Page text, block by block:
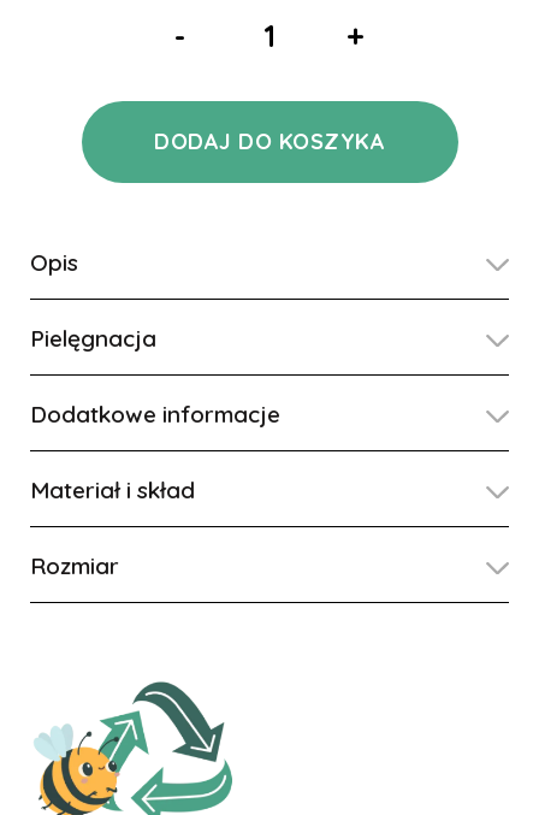
- +
DODAJ DO KOSZYKA
Opis
Pielęgnacja
Dodatkowe informacje
Materiał i skład
Rozmiar